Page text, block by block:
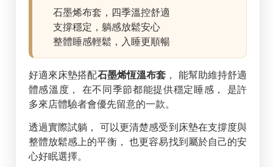
石墨烯布套，四季溫控舒適
支撐穩定，躺感放鬆安心
整體睡感輕鬆，入睡更順暢
好適來床墊搭配石墨烯恆溫布套 ， 能幫助維持舒適
體感溫度， 在不同季節都能提供穩定睡感， 是許
多來店體驗者會優先留意的一款。
透過實際試躺， 可以更清楚感受到床墊在支撐度與
整體放鬆感上的平衡， 也更容易找到屬於自己的安
心好眠選擇。